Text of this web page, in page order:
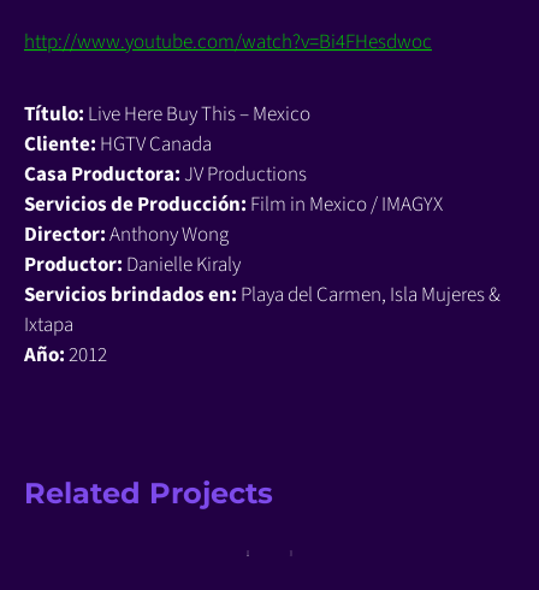
http://www.youtube.com/watch?v=Bi4FHesdwoc
Título: Live Here Buy This – Mexico
Cliente: HGTV Canada
Casa Productora: JV Productions
Servicios de Producción: Film in Mexico / IMAGYX
Director:Anthony Wong
Productor: Danielle Kiraly
Servicios brindados en: Playa del Carmen, Isla Mujeres &
Ixtapa
Año:2012
Related Projects